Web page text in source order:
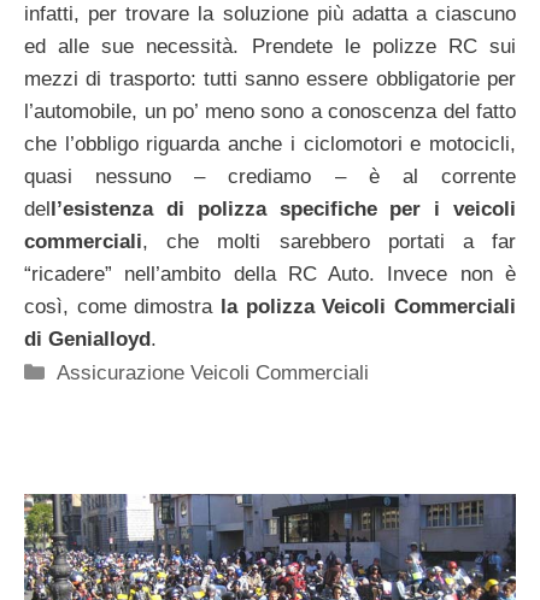
infatti, per trovare la soluzione più adatta a ciascuno
ed alle sue necessità. Prendete le polizze RC sui
mezzi di trasporto: tutti sanno essere obbligatorie per
l’automobile, un po’ meno sono a conoscenza del fatto
che l’obbligo riguarda anche i ciclomotori e motocicli,
quasi nessuno – crediamo – è al corrente
dell’esistenza di polizza specifiche per i veicoli
commerciali, che molti sarebbero portati a far
“ricadere” nell’ambito della RC Auto. Invece non è
così, come dimostra la polizza Veicoli Commerciali
di Genialloyd.
Categorie
Assicurazione Veicoli Commerciali